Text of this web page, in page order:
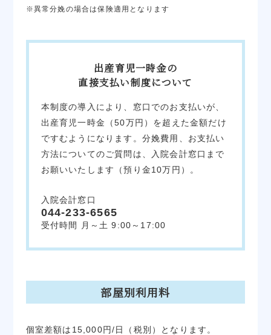
※異常分娩の場合は保険適用となります
出産育児一時金の
直接支払い制度について
本制度の導入により、窓口でのお支払いが、
出産育児一時金（50万円）を超えた金額だけ
ですむようになります。分娩費用、お支払い
方法についてのご質問は、入院会計窓口まで
お願いいたします（預り金10万円）。
入院会計窓口
044-233-6565
受付時間 月～土 9:00～17:00
部屋別利用料
個室差額は15,000円/日（税別）となります。